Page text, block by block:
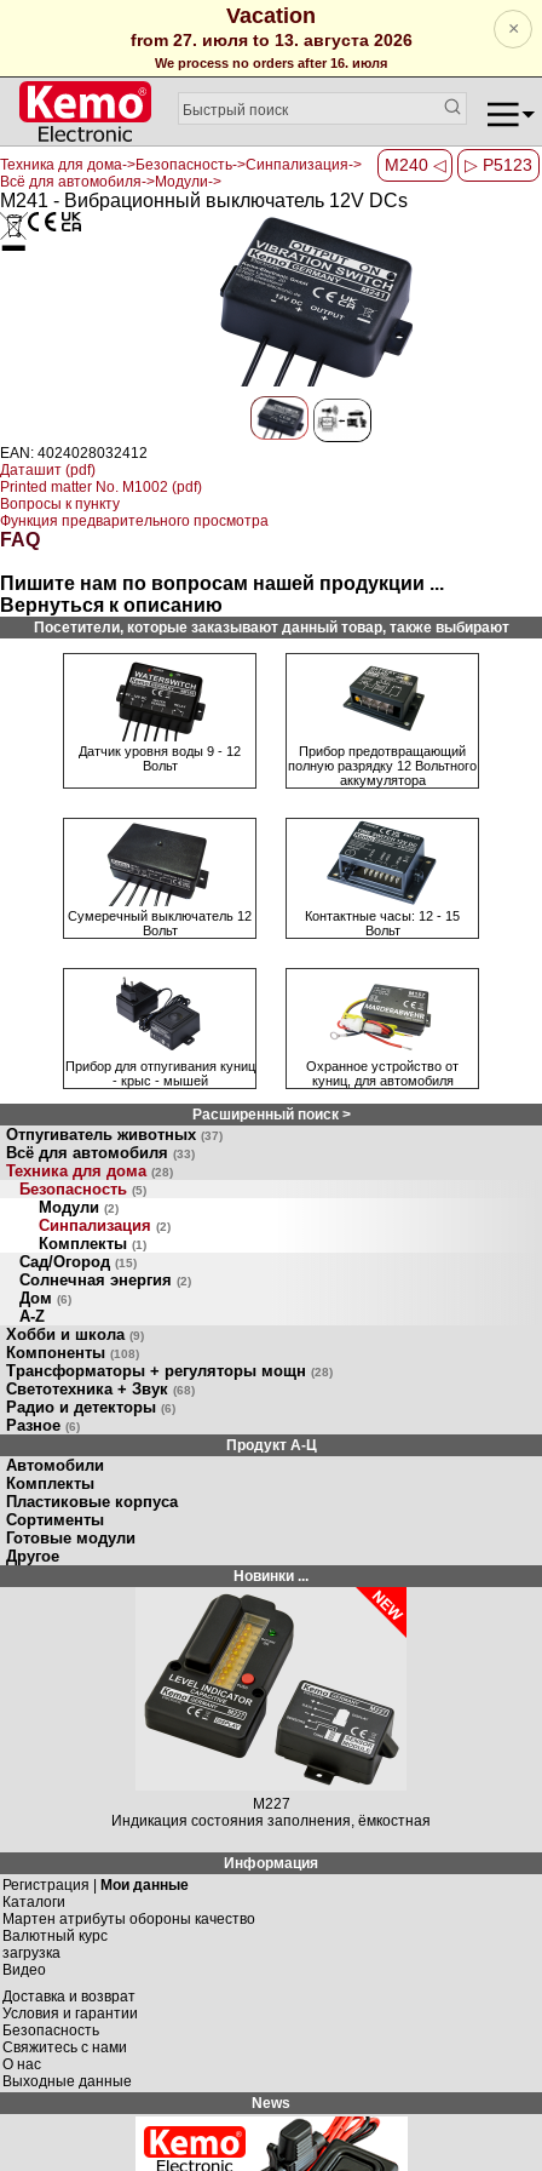
Vacation
from 27. июля to 13. августа 2026
We process no orders after 16. июля
×
M240 ◁ ▷ P5123
Техника для дома->Безопасность->Синпализация->
Всё для автомобиля->Модули->
M241 - Вибрационный выключатель 12V DCs
EAN: 4024028032412
Даташит (pdf)
Printed matter No. M1002 (pdf)
Вопросы к пункту
Функция предварительного просмотра
FAQ
Пишите нам по вопросам нашей продукции ...
Вернуться к описанию
Посетители, которые заказывают данный товар, также выбирают
Датчик уровня воды 9 - 12
Вольт
Прибор предотвращающий
полную разрядку 12 Вольтного
аккумулятора
Сумeрeчный выключaтeль 12
Вольт
Контактные часы: 12 - 15
Вольт
Прибор для отпугивания куниц
- крыс - мышей
Охранное устройство от
куниц, для автомобиля
Расширенный поиск >
Отпугиватель животных (37)
Всё для автомобиля (33)
Техника для дома (28)
Безопасность (5)
Модули (2)
Синпализация (2)
Комплекты (1)
Сад/Огород (15)
Солнечная энергия (2)
Дом (6)
A-Z
Хобби и школа (9)
Компоненты (108)
Трансформаторы + регуляторы мощн (28)
Светотехника + Звук (68)
Радио и детекторы (6)
Разное (6)
Продукт A-Ц
Автомобили
Комплекты
Пластиковые корпуса
Сортименты
Готовые модули
Другое
Новинки ...
M227
Индикация состояния заполнения, ёмкостная
Информация
Регистрация | Мои данные
Каталоги
Мартен атрибуты обороны качество
Валютный курс
загрузка
Видео
Доставка и возврат
Условия и гарантии
Безопасность
Свяжитесь с нами
О нас
Выходные данные
News